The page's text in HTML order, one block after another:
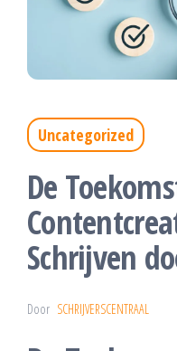
Uncategorized
De
Schrijven
Door SCHRIJVERSCENTRAAL